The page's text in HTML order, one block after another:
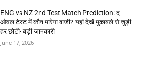
ENG vs NZ 2nd Test Match Prediction: द
ओवल टेस्ट में कौन मारेगा बाजी? यहां देखें मुकाबले से जुड़ी
हर छोटी- बड़ी जानकारी
June 17, 2026